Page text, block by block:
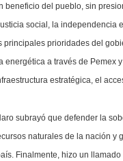
beneficio del pueblo, sin
social, la independencia
principales prioridades del
energética a través de Pemex
estratégica, el
subrayó que defender la
naturales de la nación y
Finalmente, hizo un